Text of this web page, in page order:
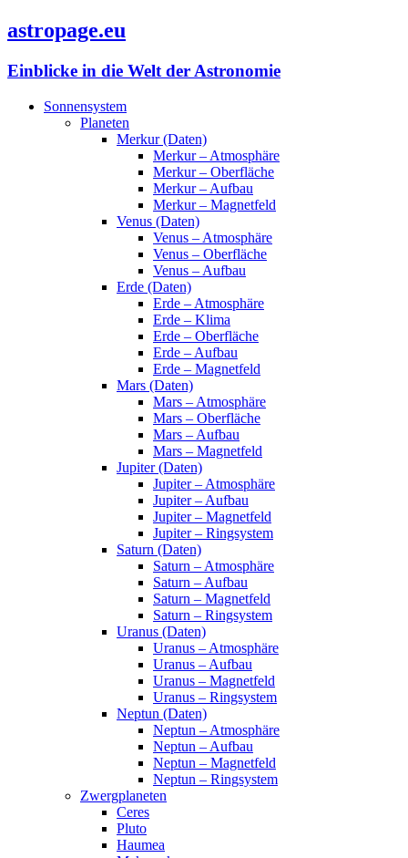
astropage.eu
Einblicke in die Welt der Astronomie
Sonnensystem
Planeten
Merkur (Daten)
Merkur – Atmosphäre
Merkur – Oberfläche
Merkur – Aufbau
Merkur – Magnetfeld
Venus (Daten)
Venus – Atmosphäre
Venus – Oberfläche
Venus – Aufbau
Erde (Daten)
Erde – Atmosphäre
Erde – Klima
Erde – Oberfläche
Erde – Aufbau
Erde – Magnetfeld
Mars (Daten)
Mars – Atmosphäre
Mars – Oberfläche
Mars – Aufbau
Mars – Magnetfeld
Jupiter (Daten)
Jupiter – Atmosphäre
Jupiter – Aufbau
Jupiter – Magnetfeld
Jupiter – Ringsystem
Saturn (Daten)
Saturn – Atmosphäre
Saturn – Aufbau
Saturn – Magnetfeld
Saturn – Ringsystem
Uranus (Daten)
Uranus – Atmosphäre
Uranus – Aufbau
Uranus – Magnetfeld
Uranus – Ringsystem
Neptun (Daten)
Neptun – Atmosphäre
Neptun – Aufbau
Neptun – Magnetfeld
Neptun – Ringsystem
Zwergplaneten
Ceres
Pluto
Haumea